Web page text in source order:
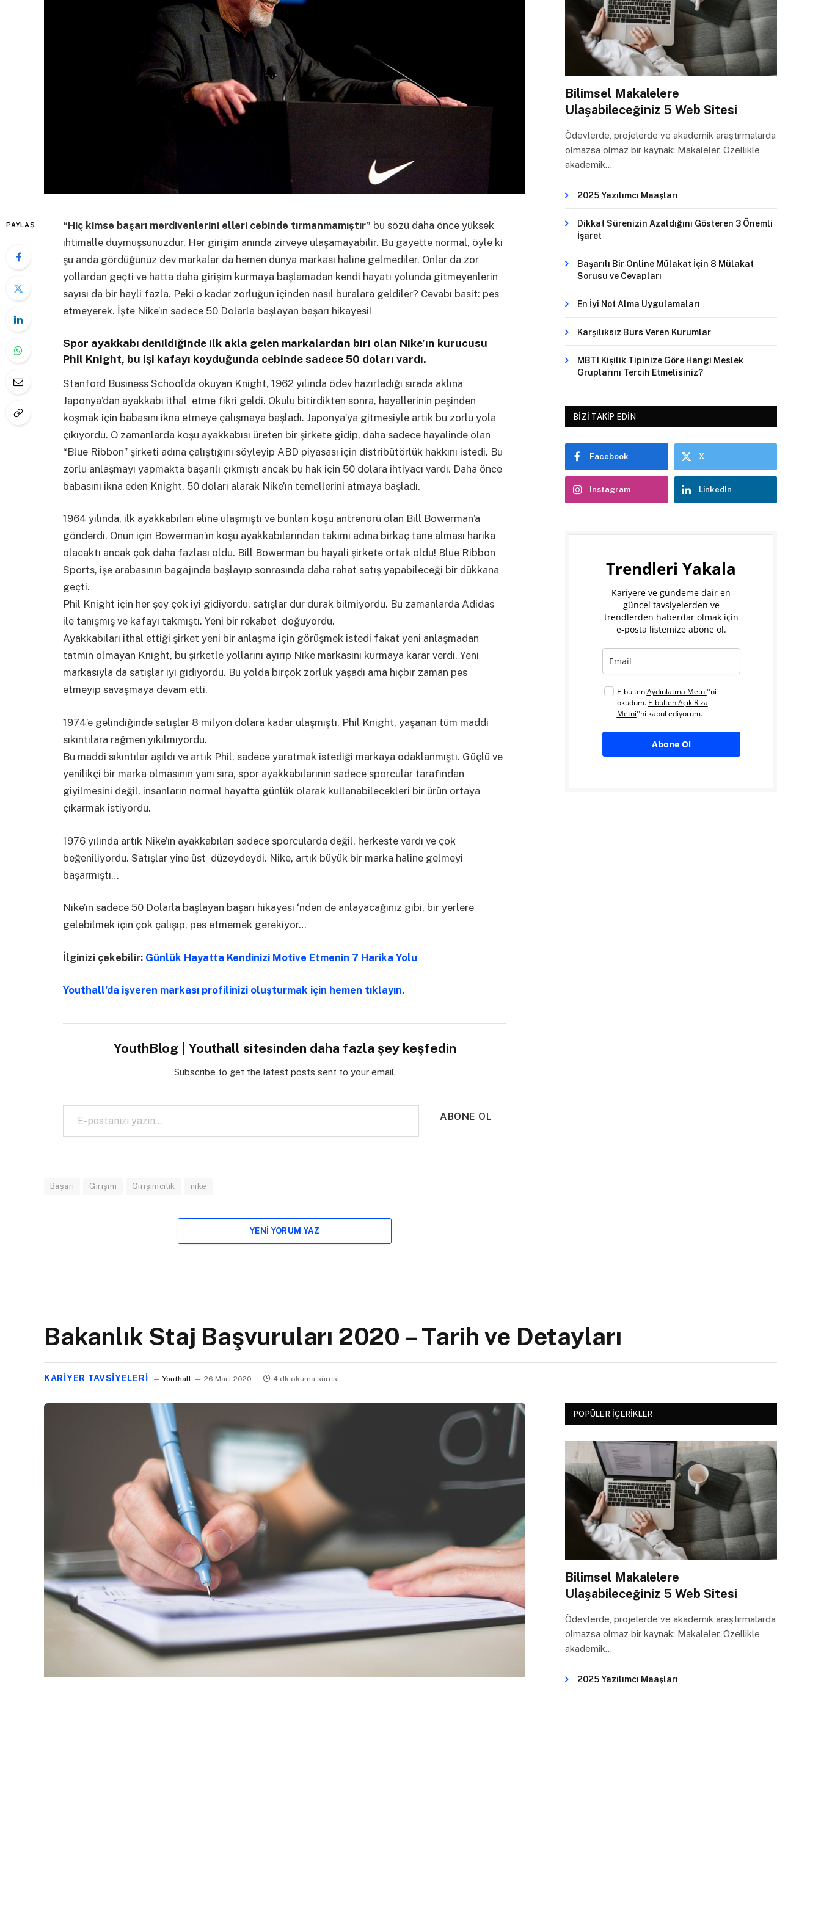
PAYLAŞ “Hiç kimse başarı merdivenlerini elleri cebinde tırmanmamıştır” bu sözü daha önce yüksek
ihtimalle duymuşsunuzdur. Her girişim anında zirveye ulaşamayabilir. Bu gayette normal, öyle ki
şu anda gördüğünüz dev markalar da hemen dünya markası haline gelmediler. Onlar da zor
yollardan geçti ve hatta daha girişim kurmaya başlamadan kendi hayatı yolunda gitmeyenlerin
sayısı da bir hayli fazla. Peki o kadar zorluğun içinden nasıl buralara geldiler? Cevabı basit: pes
etmeyerek. İşte Nike’ın sadece 50 Dolarla başlayan başarı hikayesi!
Spor ayakkabı denildiğinde ilk akla gelen markalardan biri olan Nike’ın kurucusu
Phil Knight, bu işi kafayı koyduğunda cebinde sadece 50 doları vardı.
Stanford Business School’da okuyan Knight, 1962 yılında ödev hazırladığı sırada aklına
Japonya’dan ayakkabı ithal etme fikri geldi. Okulu bitirdikten sonra, hayallerinin peşinden
koşmak için babasını ikna etmeye çalışmaya başladı. Japonya’ya gitmesiyle artık bu zorlu yola
çıkıyordu. O zamanlarda koşu ayakkabısı üreten bir şirkete gidip, daha sadece hayalinde olan
“Blue Ribbon” şirketi adına çalıştığını söyleyip ABD piyasası için distribütörlük hakkını istedi. Bu
zorlu anlaşmayı yapmakta başarılı çıkmıştı ancak bu hak için 50 dolara ihtiyacı vardı. Daha önce
babasını ikna eden Knight, 50 doları alarak Nike’ın temellerini atmaya başladı.
1964 yılında, ilk ayakkabıları eline ulaşmıştı ve bunları koşu antrenörü olan Bill Bowerman’a
gönderdi. Onun için Bowerman’ın koşu ayakkabılarından takımı adına birkaç tane alması harika
olacaktı ancak çok daha fazlası oldu. Bill Bowerman bu hayali şirkete ortak oldu! Blue Ribbon
Sports, işe arabasının bagajında başlayıp sonrasında daha rahat satış yapabileceği bir dükkana
geçti.
Phil Knight için her şey çok iyi gidiyordu, satışlar dur durak bilmiyordu. Bu zamanlarda Adidas
ile tanışmış ve kafayı takmıştı. Yeni bir rekabet doğuyordu.
Ayakkabıları ithal ettiği şirket yeni bir anlaşma için görüşmek istedi fakat yeni anlaşmadan
tatmin olmayan Knight, bu şirketle yollarını ayırıp Nike markasını kurmaya karar verdi. Yeni
markasıyla da satışlar iyi gidiyordu. Bu yolda birçok zorluk yaşadı ama hiçbir zaman pes
etmeyip savaşmaya devam etti.
1974’e gelindiğinde satışlar 8 milyon dolara kadar ulaşmıştı. Phil Knight, yaşanan tüm maddi
sıkıntılara rağmen yıkılmıyordu.
Bu maddi sıkıntılar aşıldı ve artık Phil, sadece yaratmak istediği markaya odaklanmıştı. Güçlü ve
yenilikçi bir marka olmasının yanı sıra, spor ayakkabılarının sadece sporcular tarafından
giyilmesini değil, insanların normal hayatta günlük olarak kullanabilecekleri bir ürün ortaya
çıkarmak istiyordu.
1976 yılında artık Nike’ın ayakkabıları sadece sporcularda değil, herkeste vardı ve çok
beğeniliyordu. Satışlar yine üst düzeydeydi. Nike, artık büyük bir marka haline gelmeyi
başarmıştı…
Nike’ın sadece 50 Dolarla başlayan başarı hikayesi ‘nden de anlayacağınız gibi, bir yerlere
gelebilmek için çok çalışıp, pes etmemek gerekiyor…
İlginizi çekebilir: Günlük Hayatta Kendinizi Motive Etmenin 7 Harika Yolu
Youthall’da işveren markası profilinizi oluşturmak için hemen tıklayın.
YouthBlog | Youthall sitesinden daha fazla şey keşfedin
Subscribe to get the latest posts sent to your email.
E-postanızı yazın…
ABONE OL
Başarı Girişim Girişimcilik nike
YENI YORUM YAZ
Bilimsel Makalelere
Ulaşabileceğiniz 5 Web Sitesi
Ödevlerde, projelerde ve akademik araştırmalarda
olmazsa olmaz bir kaynak: Makaleler. Özellikle
akademik…
2025 Yazılımcı Maaşları
Dikkat Sürenizin Azaldığını Gösteren 3 Önemli
İşaret
Başarılı Bir Online Mülakat İçin 8 Mülakat
Sorusu ve Cevapları
En İyi Not Alma Uygulamaları
Karşılıksız Burs Veren Kurumlar
MBTI Kişilik Tipinize Göre Hangi Meslek
Gruplarını Tercih Etmelisiniz?
BIZI TAKIP EDIN
Facebook X
Instagram LinkedIn
Trendleri Yakala
Kariyere ve gündeme dair en
güncel tavsiyelerden ve
trendlerden haberdar olmak için
e-posta listemize abone ol.
E-bültenAydınlatma Metni''ni
okudum. E-bülten Açık Rıza
Metni''ni kabul ediyorum.
Abone Ol
Bakanlık Staj Başvuruları 2020 – Tarih ve Detayları
KARIYER TAVSIYELERI Youthall 26 Mart 2020 4 dk okuma süresi
POPÜLER İÇERIKLER
Bilimsel Makalelere
Ulaşabileceğiniz 5 Web Sitesi
Ödevlerde, projelerde ve akademik araştırmalarda
olmazsa olmaz bir kaynak: Makaleler. Özellikle
akademik…
2025 Yazılımcı Maaşları